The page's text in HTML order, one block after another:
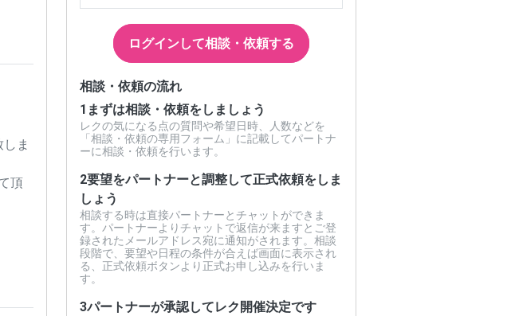
ま
頂
ログインして相談・依頼する
相談・依頼の流れ
1 まずは相談・依頼をしましょう
レクの気になる点の質問や希望日時、人数などを
「相談・依頼の専用フォーム」に記載してパートナ
ーに相談・依頼を行います。
2要望をパートナーと調整して正式依頼をしま
しょう
相談する時は直接パートナーとチャットができま
す。パートナーよりチャットで返信が来ますとご登
録されたメールアドレス宛に通知がされます。相談
段階で、要望や日程の条件が合えば画面に表示され
る、正式依頼ボタンより正式お申し込みを行いま
す。
3パートナーが承認してレク開催決定です